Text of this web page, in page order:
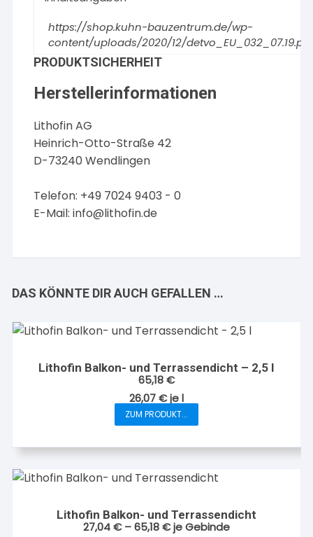
https://shop.kuhn-bauzentrum.de/wp-
content/uploads/2020/12/
PRODUKTSICHERHEIT
Herstellerinformationen
Lithofin AG
Heinrich-Otto-Straße 42
D-73240 Wendlingen
Telefon: +49 7024 9403 - 0
E-Mail:info@lithofin.de
DAS KÖNNTE DIR AUCH GEFALLEN …
Lithofin Balkon- und Terrassendicht – 2,5 l
65,18€
26,07€jel
ZUM PRODUKT...
Lithofin Balkon- und Terrassendicht
27,04€–65,18€je Gebinde